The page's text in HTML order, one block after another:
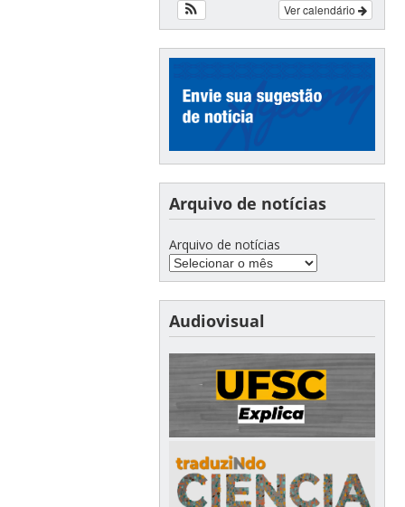
Ver calendário
Arquivo de notícias
Arquivo de notícias
Audiovisual